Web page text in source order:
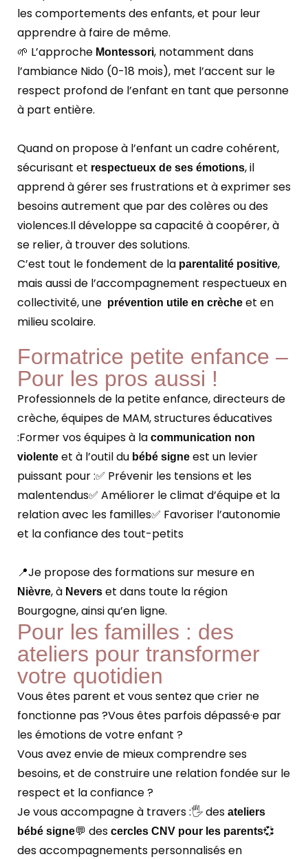
les comportements des enfants, et pour leur
apprendre à faire de même.
🌱 L’approche Montessori, notamment dans
l’ambiance Nido (0-18 mois), met l’accent sur le
respect profond de l’enfant en tant que personne
à part entière.
Quand on propose à l’enfant un cadre cohérent,
sécurisant et respectueux de ses émotions, il
apprend à gérer ses frustrations et à exprimer ses
besoins autrement que par des colères ou des
violences.Il développe sa capacité à coopérer, à
se relier, à trouver des solutions.
C’est tout le fondement de la parentalité positive,
mais aussi de l’accompagnement respectueux en
collectivité, une prévention utile en crèche et en
milieu scolaire.
Formatrice petite enfance –
Pour les pros aussi !
Professionnels de la petite enfance, directeurs de
crèche, équipes de MAM, structures éducatives
:Former vos équipes à la communication non
violente et à l’outil du bébé signe est un levier
puissant pour :✅ Prévenir les tensions et les
malentendus✅ Améliorer le climat d’équipe et la
relation avec les familles✅ Favoriser l’autonomie
et la confiance des tout-petits
📍Je propose des formations sur mesure en
Nièvre, à Nevers et dans toute la région
Bourgogne, ainsi qu’en ligne.
Pour les familles : des
ateliers pour transformer
votre quotidien
Vous êtes parent et vous sentez que crier ne
fonctionne pas ?Vous êtes parfois dépassé·e par
les émotions de votre enfant ?
Vous avez envie de mieux comprendre ses
besoins, et de construire une relation fondée sur le
respect et la confiance ?
Je vous accompagne à travers :🖐️ des ateliers
bébé signe💬 des cercles CNV pour les parents💞
des accompagnements personnalisés en